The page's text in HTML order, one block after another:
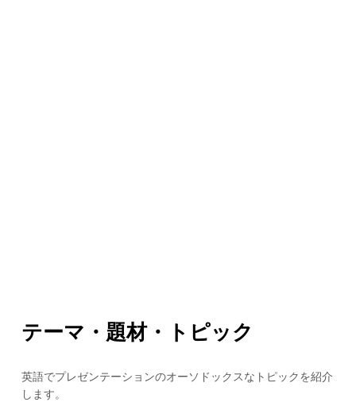
テーマ・題材・トピック
英語でプレゼンテーションのオーソドックスなトピックを紹介
します。